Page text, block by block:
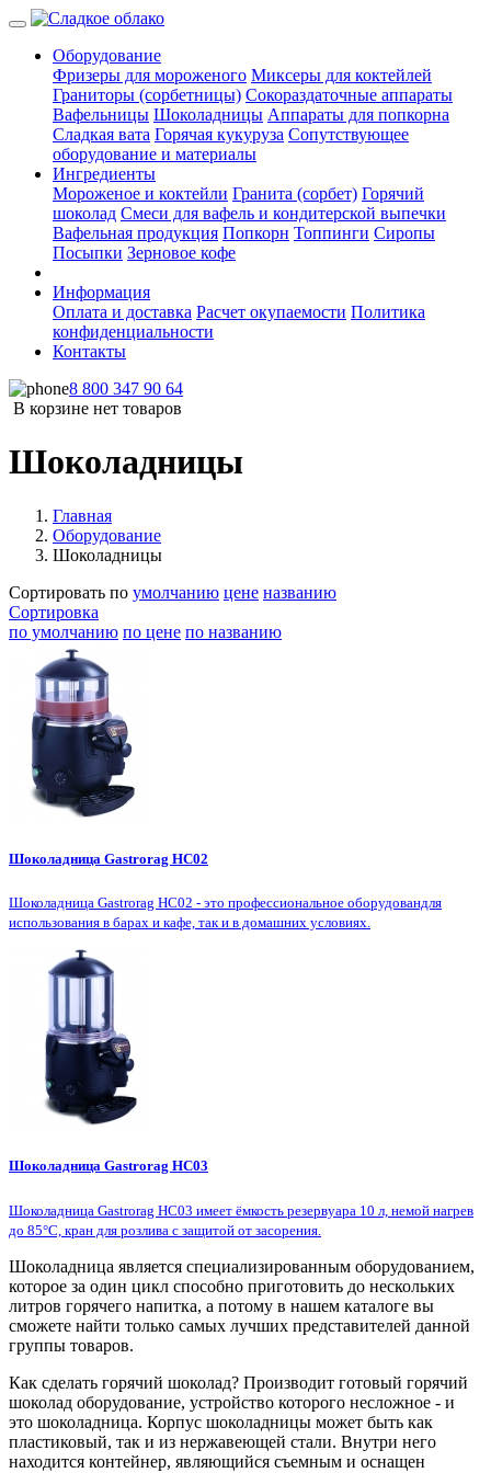
Оборудование
Фризеры для мороженого Миксеры для коктейлей
Граниторы (сорбетницы) Сокораздаточные аппараты
Вафельницы Шоколадницы Аппараты для попкорна
Сладкая вата Горячая кукуруза Сопутствующее
оборудование и материалы
Ингредиенты
Мороженое и коктейли Гранита (сорбет) Горячий
шоколад Смеси для вафель и кондитерской выпечки
Вафельная продукция Попкорн Топпинги Сиропы
Посыпки Зерновое кофе
Информация
Оплата и доставка Расчет окупаемости Политика
конфиденциальности
Контакты
8 800 347 90 64
В корзине нет товаров
Шоколадницы
Главная
Оборудование
Шоколадницы
Сортировать по умолчанию цене названию
Сортировка
по умолчанию по цене по названию
Шоколадница Gastrorag HC02
Шоколадница Gastrorag HC02 - это профессиональное оборудовандля
использования в барах и кафе, так и в домашних условиях.
Шоколадница Gastrorag HC03
Шоколадница Gastrorag HC03 имеет ёмкость резервуара 10 л, немой нагрев
до 85°С, кран для розлива с защитой от засорения.
Шоколадница является специализированным оборудованием,
которое за один цикл способно приготовить до нескольких
литров горячего напитка, а потому в нашем каталоге вы
сможете найти только самых лучших представителей данной
группы товаров.
Как сделать горячий шоколад? Производит готовый горячий
шоколад оборудование, устройство которого несложное - и
это шоколадница. Корпус шоколадницы может быть как
пластиковый, так и из нержавеющей стали. Внутри него
находится контейнер, являющийся съемным и оснащен